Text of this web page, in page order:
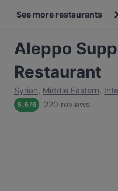
See more restaurants
Aleppo
Restaurant
Syrian, Middle Eastern,
5.6/6 220 reviews